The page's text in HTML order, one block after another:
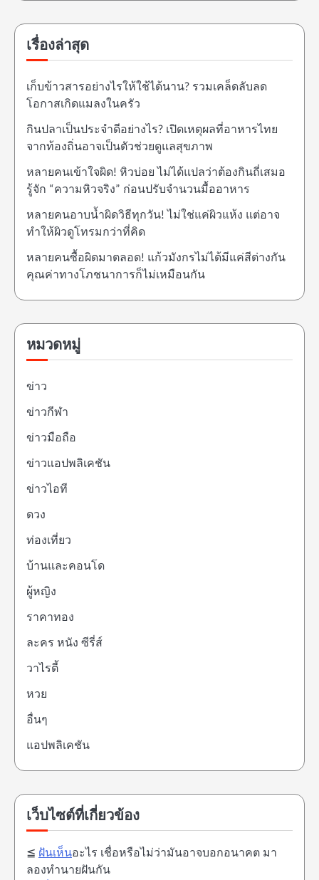
เรื่องล่าสุด
เก็บข้าวสารอย่างไรให้ใช้ได้นาน? รวมเคล็ดลับลด
โอกาสเกิดแมลงในครัว
กินปลาเป็นประจำดีอย่างไร? เปิดเหตุผลที่อาหารไทย
จากท้องถิ่นอาจเป็นตัวช่วยดูแลสุขภาพ
หลายคนเข้าใจผิด! หิวบ่อย ไม่ได้แปลว่าต้องกินถี่เสมอ
รู้จัก “ความหิวจริง” ก่อนปรับจำนวนมื้ออาหาร
หลายคนอาบน้ำผิดวิธีทุกวัน! ไม่ใช่แค่ผิวแห้ง แต่อาจ
ทำให้ผิวดูโทรมกว่าที่คิด
หลายคนซื้อผิดมาตลอด! แก้วมังกรไม่ได้มีแค่สีต่างกัน
คุณค่าทางโภชนาการก็ไม่เหมือนกัน
หมวดหมู่
ข่าว
ข่าวกีฬา
ข่าวมือถือ
ข่าวแอปพลิเคชัน
ข่าวไอที
ดวง
ท่องเที่ยว
บ้านและคอนโด
ผู้หญิง
ราคาทอง
ละคร หนัง ซีรี่ส์
วาไรตี้
หวย
อื่นๆ
แอปพลิเคชัน
เว็บไซต์ที่เกี่ยวข้อง
≦ ฝันเห็นอะไร เชื่อหรือไม่ว่ามันอาจบอกอนาคต มา
ลองทำนายฝันกัน